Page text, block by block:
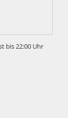
bis 22:00 Uhr